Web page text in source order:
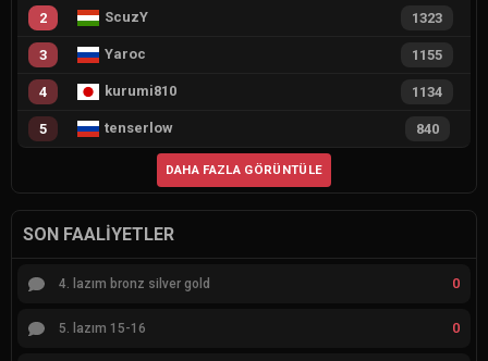
2 ScuzY 1323
3 Yaroc 1155
4 kurumi810 1134
5 tenserlow 840
DAHA FAZLA GÖRÜNTÜLE
SON FAALIYETLER
4. lazım bronz silver gold 0
5. lazım 15-16 0